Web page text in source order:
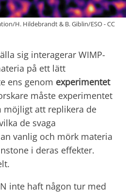
H. Hildebrandt & B. Giblin/ESO - CC
sig interagerar WIMP-
på ett lätt
ens genom experimentet
måste experimentet
möjligt att replikera de
de svaga
vanlig och mörk materia
i deras effekter.
inte haft någon tur med